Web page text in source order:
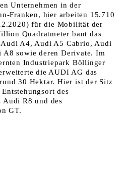
Unternehmen in der
Franken, hier arbeiten 15.710
für die Mobilität der
Quadratmeter baut das
A4, Audi A5 Cabrio, Audi
sowie deren Derivate. Im
Industriepark Böllinger
die AUDI AG das
30 Hektar. Hier ist der Sitz
des
Audi R8 und des
GT.